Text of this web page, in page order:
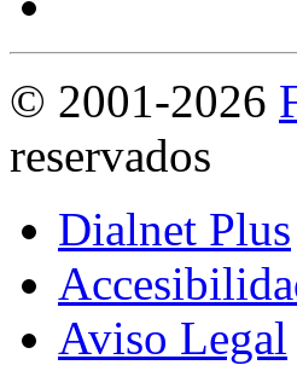
© 2001-2026
reservados
Dialnet Plus
Aviso Legal